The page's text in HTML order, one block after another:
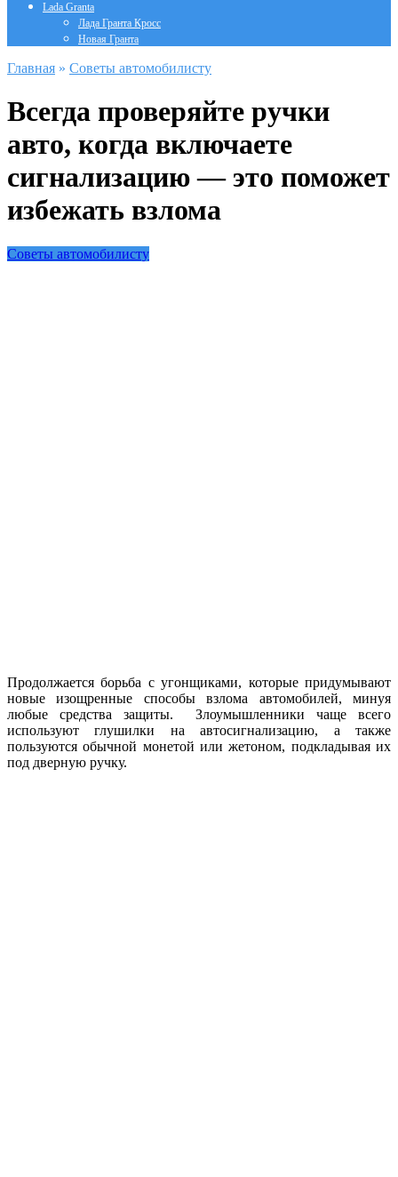
Lada Granta
Лада Гранта Кросс
Новая Гранта
Главная » Советы автомобилисту
Всегда проверяйте ручки
авто, когда включаете
сигнализацию — это поможет
избежать взлома
Советы автомобилисту
Продолжается борьба с угонщиками, которые придумывают
новые изощренные способы взлома автомобилей, минуя
любые средства защиты. Злоумышленники чаще всего
используют глушилки на автосигнализацию, а также
пользуются обычной монетой или жетоном, подкладывая их
под дверную ручку.